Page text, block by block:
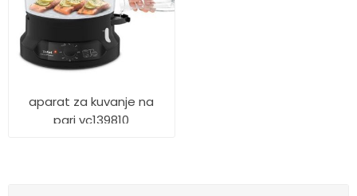
aparat za kuvanje na
pari vc139810